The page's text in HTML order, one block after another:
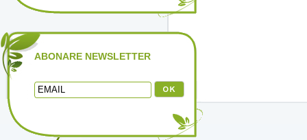
ABONARE NEWSLETTER